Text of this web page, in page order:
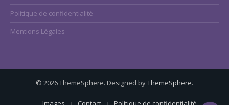
Politique de confidentialité
Mentions Légales
© 2026 ThemeSphere. Designed byThemeSphere.